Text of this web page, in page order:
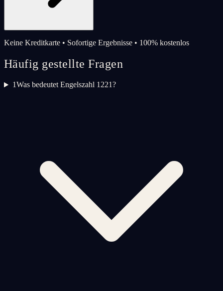
Keine Kreditkarte • Sofortige Ergebnisse • 100% kostenlos
Häufig gestellte Fragen
1Was bedeutet Engelszahl 1221?